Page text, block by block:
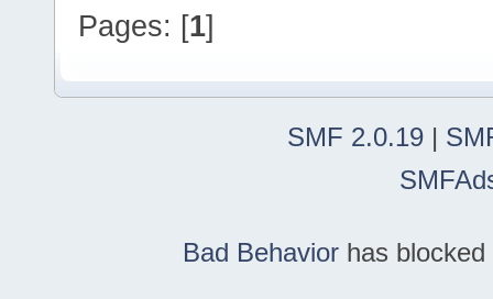
Pages: [1]
SMF 2.0.19 |
Bad Behavior has blocked